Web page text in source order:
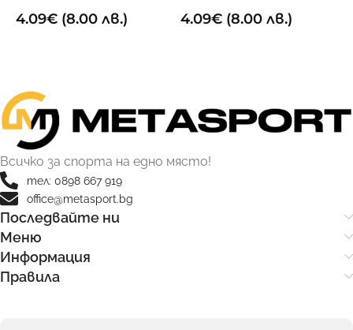
4.09€ (8.00 лв.) 4.09€(8.00 лв.)
Всичко за спорта на едно място!
тел: 0898 667 919
office@metasport.bg
Последвайте ни
Меню
Информация
Правила